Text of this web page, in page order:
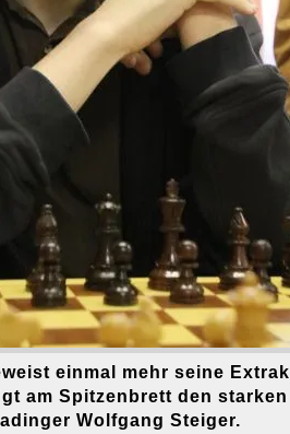
einmal mehr seine
am Spitzenbrett den starken
Wolfgang Steiger.